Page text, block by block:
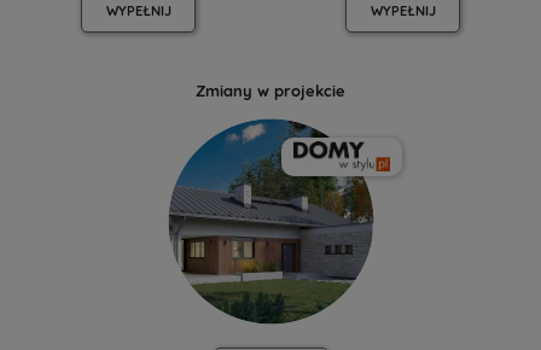
WYPEŁNIJ WYPEŁNIJ
Zmiany w projekcie